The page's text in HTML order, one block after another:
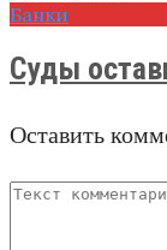
Банки
Суды
Оставить